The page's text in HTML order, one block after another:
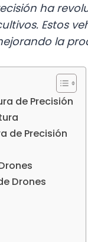
ha
Estos
la
de Precisión
de Precisión
Drones